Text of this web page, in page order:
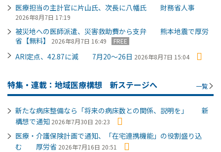
医療担当の主計官に片山氏、次長に八幡氏 財務省人事
2026年8月7日 17:19
被災地への医師派遣、災害救助費から支弁 熊本地震で厚労
省【無料】
2026年8月7日 16:49 FREE
ARI定点、42.87に減 7月20～26日 2026年8月7日 15:04
特集・連載：地域医療構想 新ステージへ 一覧
新たな病床整備なら「将来の病床数との関係、説明を」 新
構想で通知 2026年7月30日 20:23
医療・介護保険計画で通知、「在宅連携機能」の役割盛り込
む 厚労省 2026年7月16日 20:51